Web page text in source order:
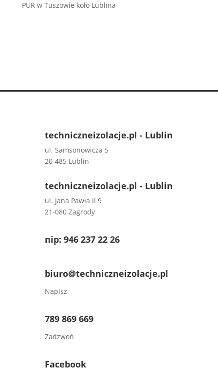
PUR w Tuszowie koło Lublina
techniczneizolacje.pl - Lublin
ul. Samsonowicza 5
20-485 Lublin
techniczneizolacje.pl - Lublin
ul. Jana Pawła II 9
21-080 Zagrody
nip: 946 237 22 26
biuro@techniczneizolacje.pl
Napisz
789 869 669
Zadzwoń
Facebook